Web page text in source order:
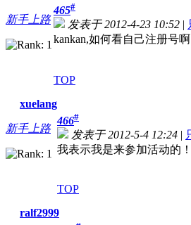
新手上路
465#
发表于 2012-4-23 10:52 |
kankan,如何看自己注册号啊
TOP
xuelang
新手上路
466#
发表于 2012-5-4 12:24 |
我表示我是来参加活动的！
TOP
ralf2999